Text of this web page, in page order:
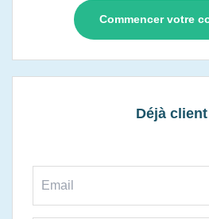
Commencer votre
Déjà